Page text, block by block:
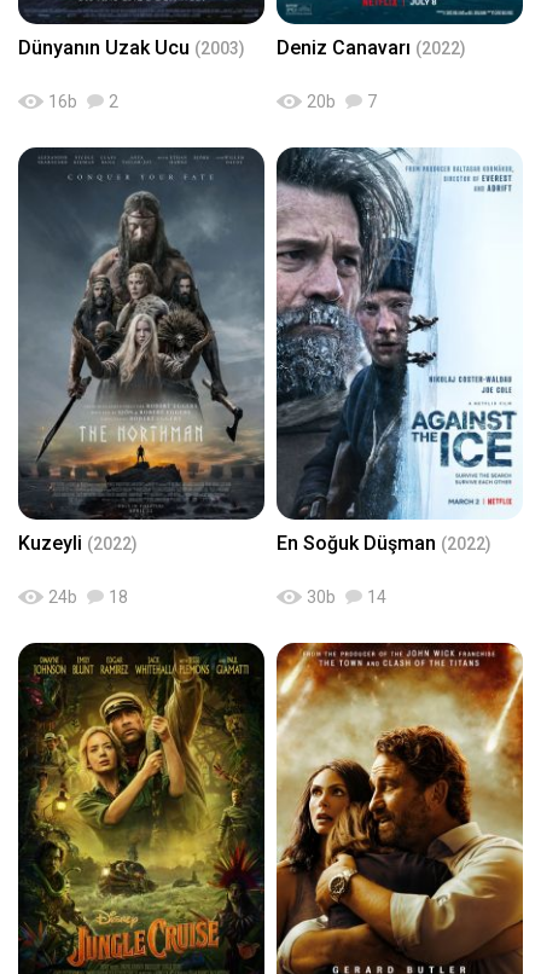
Dünyanın Uzak Ucu (2003)
16b 2
Deniz Canavarı (2022)
20b 7
Kuzeyli (2022)
24b 18
En Soğuk Düşman (2022)
30b 14